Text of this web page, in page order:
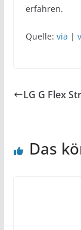
erfahren.
Quelle: via |
LG G Flex
Das